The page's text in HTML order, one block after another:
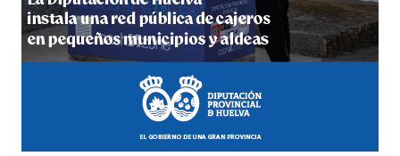
hace 4 días·Huelvatv